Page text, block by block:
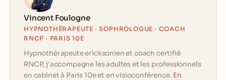
Vincent Foulogne
HYPNOTHÉRAPEUTE · SOPHROLOGUE · COACH
RNCP · PARIS 10E
Hypnothérapeute ericksonien et coach certifié
RNCP, j'accompagne les adultes et les professionnels
en cabinet à Paris 10e et en visioconférence. En